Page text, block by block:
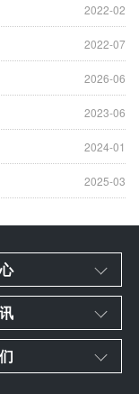
2022-02
2022-07
2026-06
2023-06
2024-01
2025-03